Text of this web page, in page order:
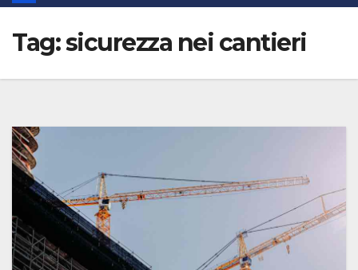
Tag:sicurezza nei cantieri